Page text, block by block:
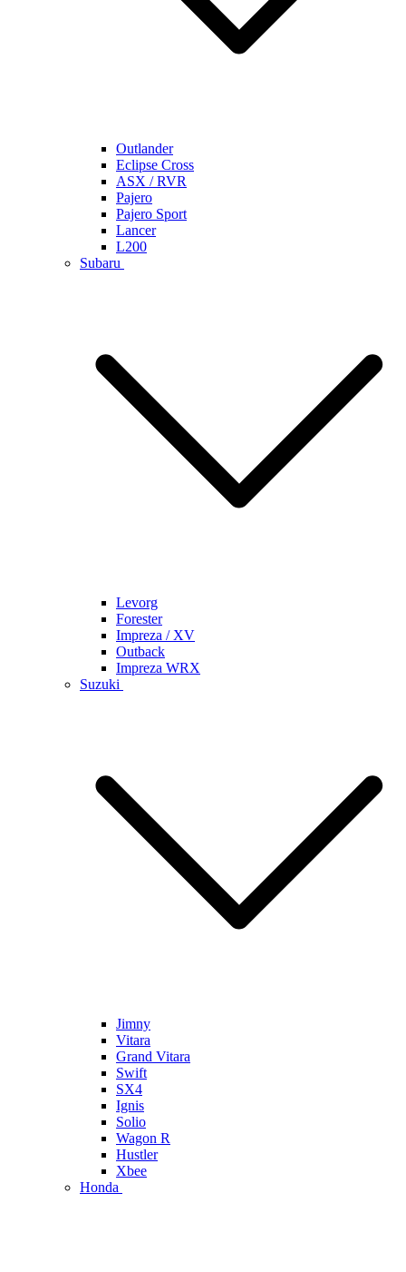
Outlander
Eclipse Cross
ASX / RVR
Pajero
Pajero Sport
Lancer
L200
Subaru
Levorg
Forester
Impreza / XV
Outback
Impreza WRX
Suzuki
Jimny
Vitara
Grand Vitara
Swift
SX4
Ignis
Solio
Wagon R
Hustler
Xbee
Honda